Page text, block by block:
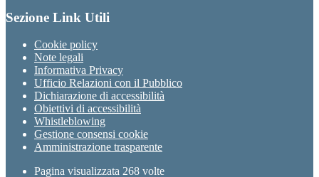
Sezione Link Utili
Cookie policy
Note legali
Informativa Privacy
Ufficio Relazioni con il Pubblico
Dichiarazione di accessibilità
Obiettivi di accessibilità
Whistleblowing
Gestione consensi cookie
Amministrazione trasparente
Pagina visualizzata 268 volte